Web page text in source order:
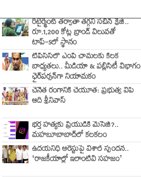
రిటైర్మెంట్ తర్వాతా తగ్గని సచిన్ క్రేజ్..
రూ.1,200 కోట్ల బ్రాండ్ విలువతో
టాప్-5లో స్థానం
టీపీసీసీలో ఎంపీ చామలకు కీలక
బాధ్యతలు.. మీడియా & పబ్లిసిటీ విభాగం
ఛైర్‌పర్సన్‌గా నియామకం
చేనేత రంగానికి చేయూత: ప్రభుత్వ విప్
ఆది శ్రీనివాస్
భర్త హత్యకు ప్రియుడికి మెసేజ్?..
మహబూబాబాద్‌లో కలకలం
ఉదయనిధి అరెస్టుపై విశాల్ స్పందన..
‘రాజకీయాల్లో ఇలాంటివి సహజం’